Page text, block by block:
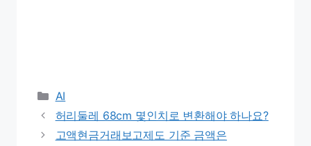
Categories
AI
허리둘레 68cm 몇인치로 변환해야 하나요?
고액현금거래보고제도 기준 금액은